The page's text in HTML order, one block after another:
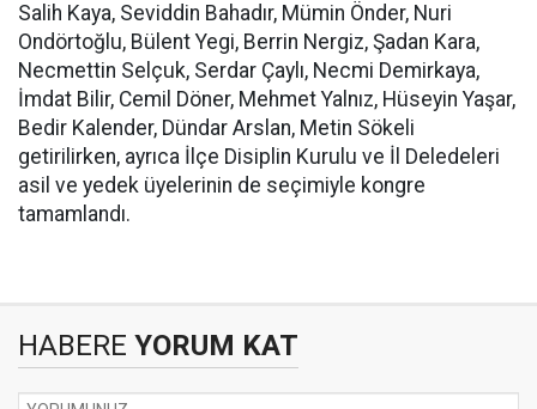
Salih Kaya, Seviddin Bahadır, Mümin Önder, Nuri
Ondörtoğlu, Bülent Yegi, Berrin Nergiz, Şadan Kara,
Necmettin Selçuk, Serdar Çaylı, Necmi Demirkaya,
İmdat Bilir, Cemil Döner, Mehmet Yalnız, Hüseyin Yaşar,
Bedir Kalender, Dündar Arslan, Metin Sökeli
getirilirken, ayrıca İlçe Disiplin Kurulu ve İl Deledeleri
asil ve yedek üyelerinin de seçimiyle kongre
tamamlandı.
HABERE YORUM KAT